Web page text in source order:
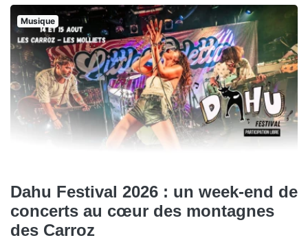
Musique
Dahu Festival 2026 : un week-end de
concerts au cœur des montagnes
des Carroz